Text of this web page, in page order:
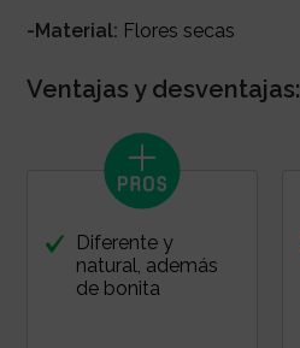
-Material: Flores secas
Ventajas y desventajas:
Diferente y
natural, además
de bonita